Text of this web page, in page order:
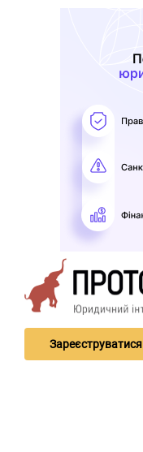
Зареєструватися